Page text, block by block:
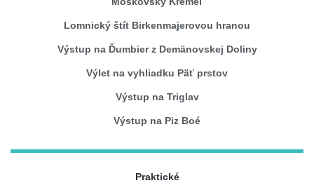
Lomnický štít Birkenmajerovou hranou
Výstup na Ďumbier z Demänovskej Doliny
Výlet na vyhliadku Päť prstov
Výstup na Triglav
Výstup na Piz Boé
Praktické